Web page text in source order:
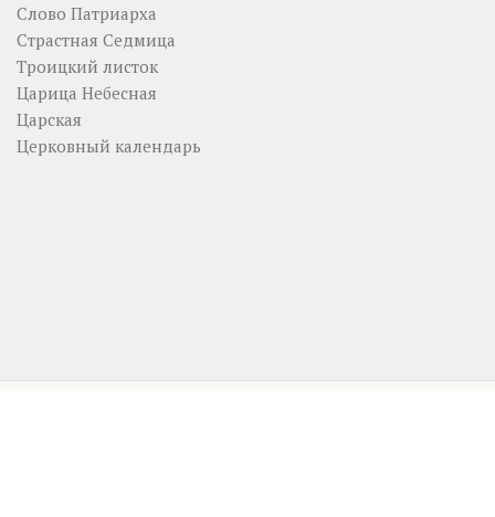
Слово Патриарха
Страстная Седмица
Троицкий листок
Царица Небесная
Царская
Церковный календарь